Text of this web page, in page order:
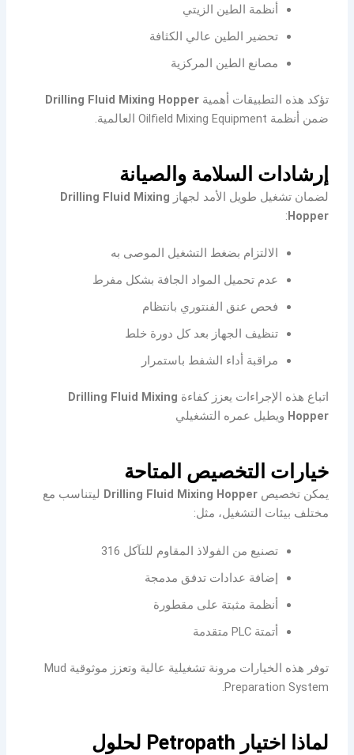
أنظمة الطين الزيتي
تحضير الطين عالي الكثافة
مصانع الطين المركزية
تؤكد هذه التطبيقات أهميةDrilling Fluid Mixing Hopper
ضمن أنظمة Oilfield Mixing Equipment العالمية.
إرشادات السلامة والصيانة
لضمان تشغيل طويل الأمد لجهاز Drilling Fluid Mixing
Hopper
:
الالتزام بضغط التشغيل الموصى به
عدم تحميل المواد الجافة بشكل مفرط
فحص عنق الفنتوري بانتظام
تنظيف الجهاز بعد كل دورة خلط
مراقبة أداء الشفط باستمرار
اتباع هذه الإجراءات يعزز كفاءة Drilling Fluid Mixing
Hopper ويطيل عمره التشغيلي
خيارات التخصيص المتاحة
يمكن تخصيصDrilling Fluid Mixing Hopper ليتناسب مع
مختلف بيئات التشغيل، مثل:
تصنيع من الفولاذ المقاوم للتآكل 316
إضافة عدادات تدفق مدمجة
أنظمة مثبتة على مقطورة
أتمتة PLC متقدمة
توفر هذه الخيارات مرونة تشغيلية عالية وتعزز موثوقية Mud
Preparation System.
لماذا اختيار Petropath لحلول